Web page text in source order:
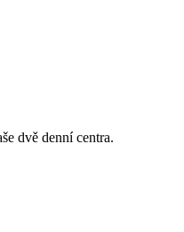
dvě denní centra.